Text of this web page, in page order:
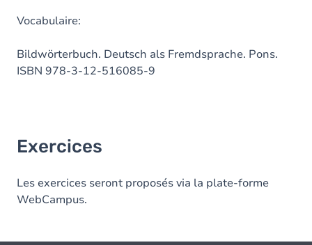
Vocabulaire:
Bildwörterbuch. Deutsch als Fremdsprache. Pons.
ISBN 978-3-12-516085-9
Exercices
Les exercices seront proposés via la plate-forme
WebCampus.